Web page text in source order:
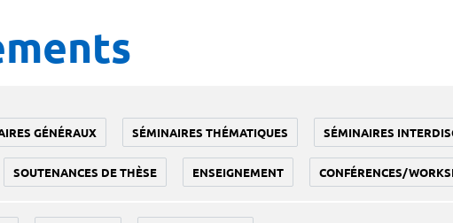
GÉNÉRAUX SÉMINAIRES THÉMATIQUES SÉMINAIRES
SOUTENANCES DE THÈSE ENSEIGNEMENT CONFÉRENCES/